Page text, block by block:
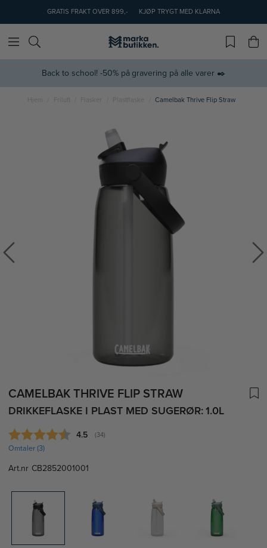
GRATIS FRAKT OVER 899,- KJØP TRYGT MED KLARNA
Back to school! -50% på gravering på alle varer ✒️
Hjem Friluft Flasker Plastflaske Camelbak Thrive Flip Straw
CAMELBAK THRIVE FLIP STRAW
DRIKKEFLASKE I PLAST MED SUGERØR: 1.0L
Gjennomsnittskarakter:
4.5 (stemmer:
34)
Omtaler (3)
Art.nr CB2852001001